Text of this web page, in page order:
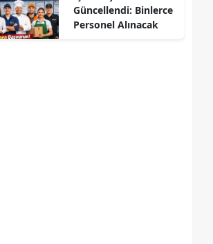
Güncellendi: Binlerce
Personel Alınacak